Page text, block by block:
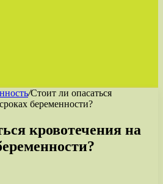
/Стоит ли опасаться
беременности?
кровотечения на